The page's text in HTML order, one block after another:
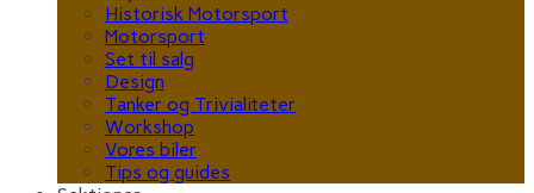
Historisk Motorsport
Motorsport
Set til salg
Design
Tanker og Trivialiteter
Workshop
Vores biler
Tips og guides